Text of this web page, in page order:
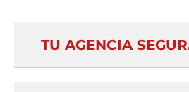
TU AGENCIA